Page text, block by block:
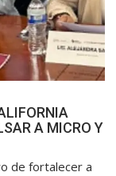
A MICRO Y
de fortalecer a